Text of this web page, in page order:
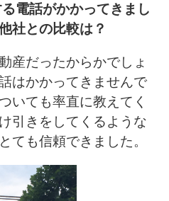
電話がかかってきまし
社との比較は？
産だったからかでしょ
はかかってきませんで
いても率直に教えてく
引きをしてくるような
ても信頼できました。